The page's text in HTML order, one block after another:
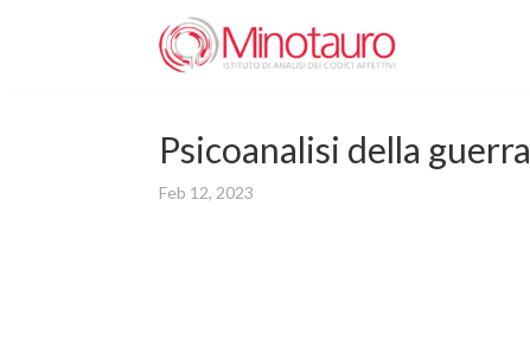
Psicoanalisi della guerra
Feb 12, 2023